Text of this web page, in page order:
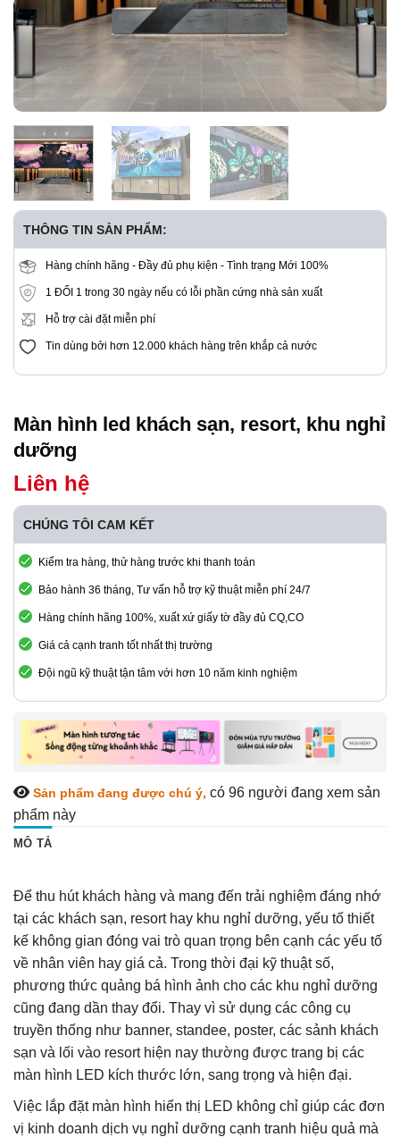
THÔNG TIN SẢN PHẨM:
Hàng chính hãng - Đầy đủ phụ kiện - Tình trạng Mới 100%
1 ĐỔI 1 trong 30 ngày nếu có lỗi phần cứng nhà sản xuất
Hỗ trợ cài đặt miễn phí
Tin dùng bởi hơn 12.000 khách hàng trên khắp cả nước
Màn hình led khách sạn, resort, khu nghỉ
dưỡng
Liên hệ
CHÚNG TÔI CAM KẾT
Kiểm tra hàng, thử hàng trước khi thanh toán
Bảo hành 36 tháng, Tư vấn hỗ trợ kỹ thuật miễn phí 24/7
Hàng chính hãng 100%, xuất xứ giấy tờ đầy đủ CQ,CO
Giá cả cạnh tranh tốt nhất thị trường
Đội ngũ kỹ thuật tận tâm với hơn 10 năm kinh nghiệm
Sản phẩm đang được chú ý, có 96 người đang xem sản
phẩm này
MÔ TẢ
Để thu hút khách hàng và mang đến trải nghiệm đáng nhớ
tại các khách sạn, resort hay khu nghỉ dưỡng, yếu tố thiết
kế không gian đóng vai trò quan trọng bên cạnh các yếu tố
về nhân viên hay giá cả. Trong thời đại kỹ thuật số,
phương thức quảng bá hình ảnh cho các khu nghỉ dưỡng
cũng đang dần thay đổi. Thay vì sử dụng các công cụ
truyền thống như banner, standee, poster, các sảnh khách
sạn và lối vào resort hiện nay thường được trang bị các
màn hình LED kích thước lớn, sang trọng và hiện đại.
Việc lắp đặt màn hình hiển thị LED không chỉ giúp các đơn
vị kinh doanh dịch vụ nghỉ dưỡng cạnh tranh hiệu quả mà